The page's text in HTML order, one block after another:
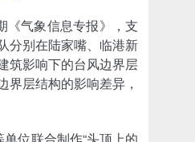
《气象信息专报》，支
分别在陆家嘴、临港新
筑影响下的台风边界层
层结构的影响差异，
位联合制作“头顶上的